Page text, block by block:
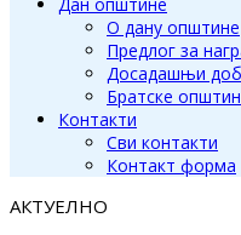
Дан општине
О дану општине
Предлог за
Досадашњи
Братске
Контакти
Сви контакти
Контакт форма
АКТУЕЛНО